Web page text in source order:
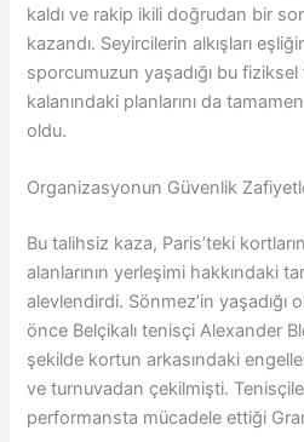
kaldı ve rakip ikili doğrudan bir
kazandı. Seyircilerin alkışları
sporcumuzun yaşadığı bu
kalanındaki planlarını da
oldu.
Organizasyonun Güvenlik
Bu talihsiz kaza, Paris’teki
alanlarının yerleşimi hakkındaki
alevlendirdi. Sönmez’in
önce Belçikalı tenisçi Alexander
şekilde kortun arkasındaki
ve turnuvadan çekilmişti.
performansta mücadele ettiği